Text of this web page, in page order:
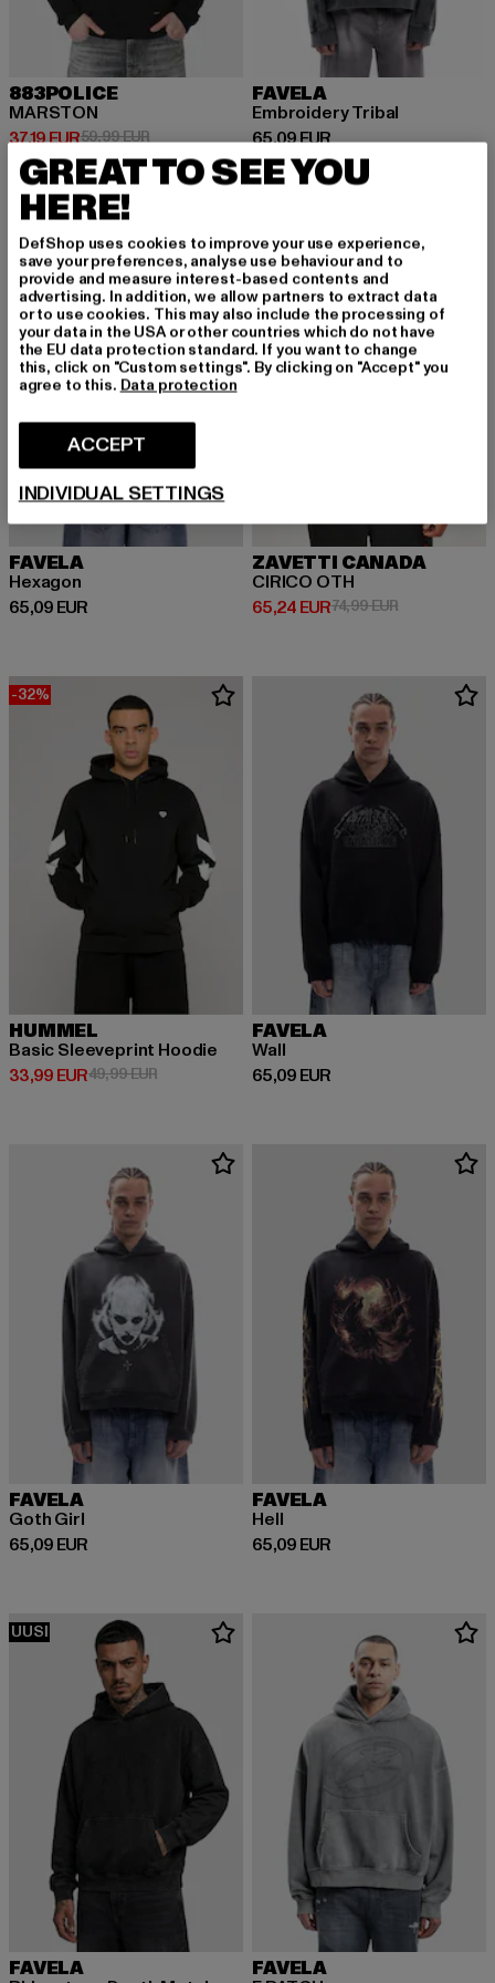
883POLICE
MARSTON
37,19 EUR
Ajankohtainen hinta: 37,19 EUR
59,99 EURKampanjahinta: 59,99 EUR
FAVELA
Embroidery Tribal
65,09 EUR
Ajankohtainen hinta: 65,09 EUR
FAVELA
Hexagon
65,09 EUR
Ajankohtainen hinta: 65,09 EUR
ZAVETTI CANADA
CIRICO OTH
65,24 EUR
Ajankohtainen hinta: 65,24 EUR
74,99 EUR
-32%
HUMMEL
Basic Sleeveprint Hoodie
33,99 EUR
Ajankohtainen hinta: 33,99 EUR
49,99 EURKampanjahinta: 49,99 EUR
FAVELA
Wall
65,09 EUR
Ajankohtainen hinta: 65,09 EUR
FAVELA
Goth Girl
65,09 EUR
Ajankohtainen hinta: 65,09 EUR
FAVELA
Hell
65,09 EUR
Ajankohtainen hinta: 65,09 EUR
UUSI
FAVELA FAVELA
GREAT TO SEE YOU
HERE!
DefShop uses cookies to improve your use experience,
save your preferences, analyse use behaviour and to
provide and measure interest-based contents and
advertising. In addition, we allow partners to extract data
or to use cookies. This may also include the processing of
your data in the USA or other countries which do not have
the EU data protection standard. If you want to change
this, click on "Custom settings". By clicking on "Accept" you
agree to this. Data protection
ACCEPT
INDIVIDUAL SETTINGS